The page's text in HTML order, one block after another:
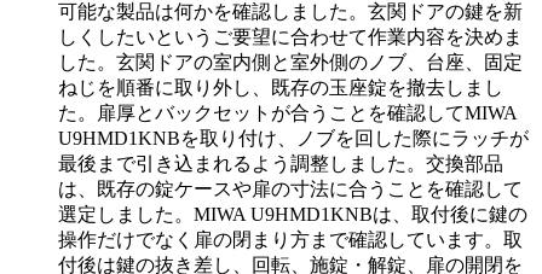
可能な製品は何かを確認しました。玄関ドアの鍵を新
しくしたいというご要望に合わせて作業内容を決めま
した。玄関ドアの室内側と室外側のノブ、台座、固定
ねじを順番に取り外し、既存の玉座錠を撤去しまし
た。扉厚とバックセットが合うことを確認してMIWA
U9HMD1KNBを取り付け、ノブを回した際にラッチが
最後まで引き込まれるよう調整しました。交換部品
は、既存の錠ケースや扉の寸法に合うことを確認して
選定しました。MIWA U9HMD1KNBは、取付後に鍵の
操作だけでなく扉の閉まり方まで確認しています。取
付後は鍵の抜き差し、回転、施錠・解錠、扉の開閉を